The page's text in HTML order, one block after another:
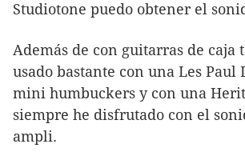
Studiotone puedo obtener el
Además de con guitarras de caja
usado bastante con una Les Paul
mini humbuckers y con una
siempre he disfrutado con el
ampli.